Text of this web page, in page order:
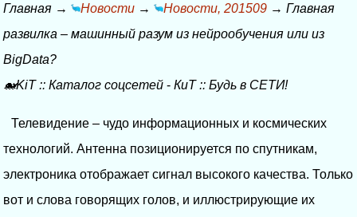
Главная → Новости → Новости, 201509 → Главная
развилка – машинный разум из нейрообучения или из
BigData?
🐋KiT:: Каталог соцсетей - КиТ:: Будь в СЕТИ!
Телевидение – чудо информационных и космических
технологий. Антенна позиционируется по спутникам,
электроника отображает сигнал высокого качества. Только
вот и слова говорящих голов, и иллюстрирующие их